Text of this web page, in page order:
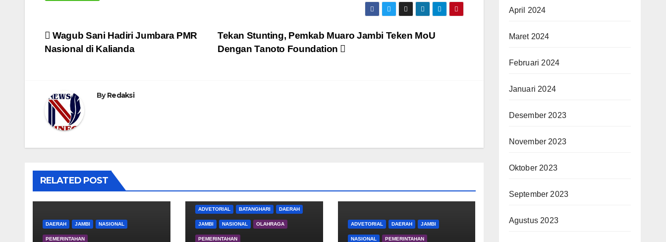
Navigasi
Tekan Stunting, Pemkab Muaro Jambi Teken MoU
Dengan Tanoto Foundation
Wagub Sani Hadiri Jumbara PMR
Nasional di Kalianda
ByRedaksi
RELATED POST
DAERAH JAMBI NASIONAL
PEMERINTAHAN
ADVETORIAL BATANGHARI DAERAH
JAMBI NASIONAL OLAHRAGA
PEMERINTAHAN
ADVETORIAL DAERAH JAMBI
NASIONAL PEMERINTAHAN
April 2024
Maret 2024
Februari 2024
Januari 2024
Desember 2023
November 2023
Oktober 2023
September 2023
Agustus 2023